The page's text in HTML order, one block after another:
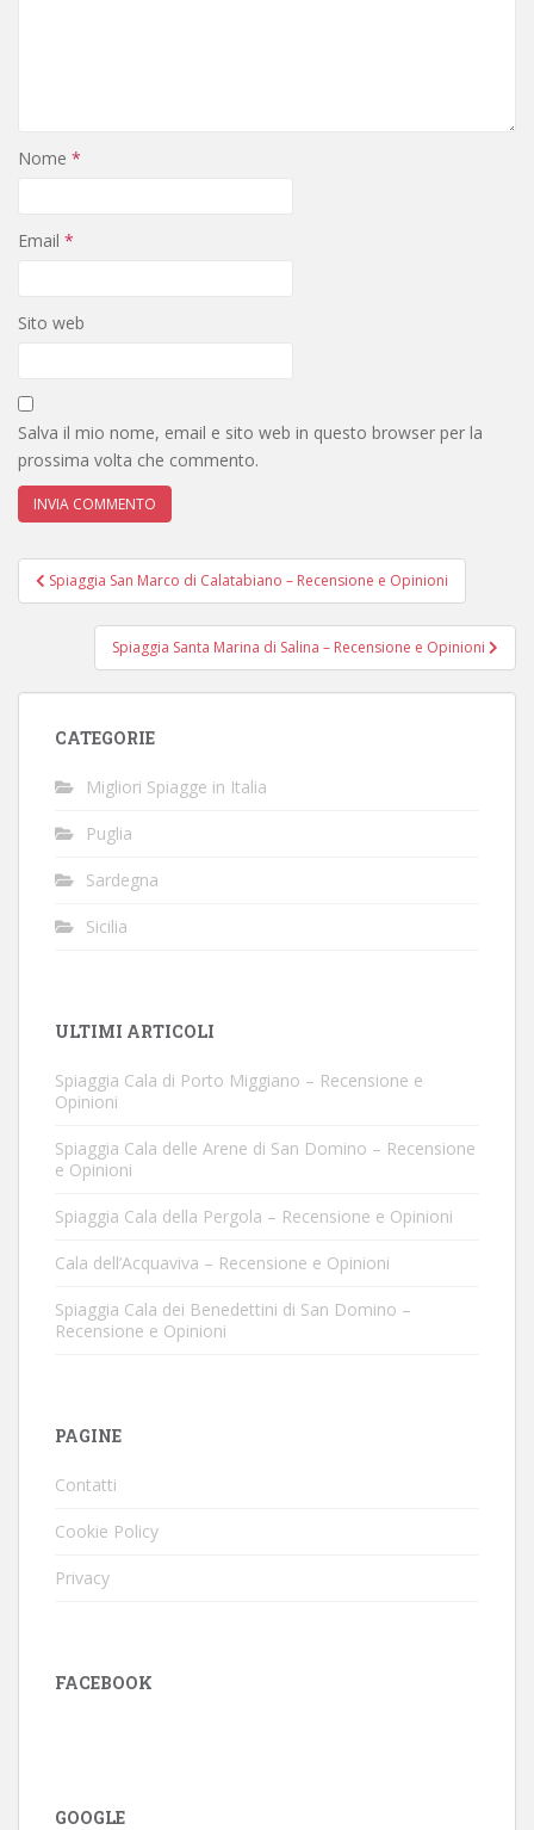
Nome *
Email *
Sito web
Salva il mio nome, email e sito web in questo browser per la
prossima volta che commento.
Navigazione
articoli
Spiaggia San Marco di Calatabiano – Recensione e Opinioni
Spiaggia Santa Marina di Salina – Recensione e Opinioni
CATEGORIE
Migliori Spiagge in Italia
Puglia
Sardegna
Sicilia
ULTIMI ARTICOLI
Spiaggia Cala di Porto Miggiano – Recensione e
Opinioni
Spiaggia Cala delle Arene di San Domino – Recensione
e Opinioni
Spiaggia Cala della Pergola – Recensione e Opinioni
Cala dell’Acquaviva – Recensione e Opinioni
Spiaggia Cala dei Benedettini di San Domino –
Recensione e Opinioni
PAGINE
Contatti
Cookie Policy
Privacy
FACEBOOK
GOOGLE